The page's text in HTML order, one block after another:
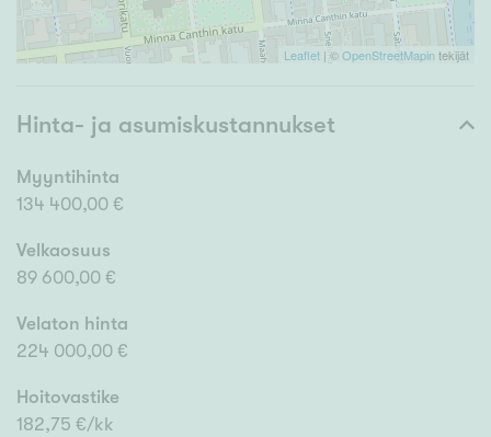
Leaflet | ©OpenStreetMapintekijät
Hinta- ja asumiskustannukset
Myyntihinta
134 400,00 €
Velkaosuus
89 600,00 €
Velaton hinta
224 000,00 €
Hoitovastike
182,75 €/kk